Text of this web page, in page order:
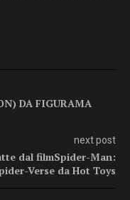
DA FIGURAMA
next post
dal filmSpider-Man:
Verse da Hot Toys